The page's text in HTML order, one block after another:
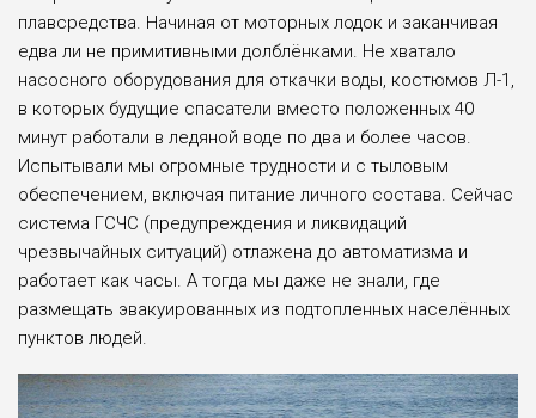
плавсредства. Начиная от моторных лодок и заканчивая
едва ли не примитивными долблёнками. Не хватало
насосного оборудования для откачки воды, костюмов Л-1,
в которых будущие спасатели вместо положенных 40
минут работали в ледяной воде по два и более часов.
Испытывали мы огромные трудности и с тыловым
обеспечением, включая питание личного состава. Сейчас
система ГСЧС (предупреждения и ликвидаций
чрезвычайных ситуаций) отлажена до автоматизма и
работает как часы. А тогда мы даже не знали, где
размещать эвакуированных из подтопленных населённых
пунктов людей.